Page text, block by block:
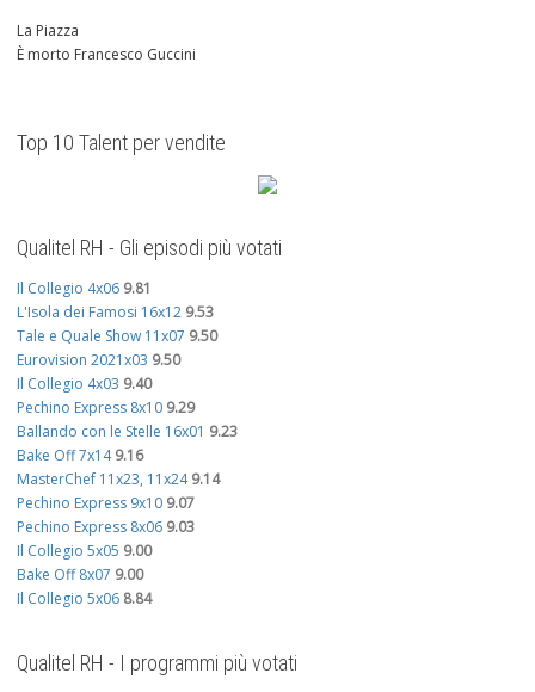
La Piazza
È morto Francesco Guccini
Top 10 Talent per vendite
Qualitel RH - Gli episodi più votati
Il Collegio 4x06 9.81
L'Isola dei Famosi 16x12 9.53
Tale e Quale Show 11x07 9.50
Eurovision 2021x03 9.50
Il Collegio 4x03 9.40
Pechino Express 8x10 9.29
Ballando con le Stelle 16x01 9.23
Bake Off 7x14 9.16
MasterChef 11x23, 11x24 9.14
Pechino Express 9x10 9.07
Pechino Express 8x06 9.03
Il Collegio 5x05 9.00
Bake Off 8x07 9.00
Il Collegio 5x06 8.84
Qualitel RH - I programmi più votati